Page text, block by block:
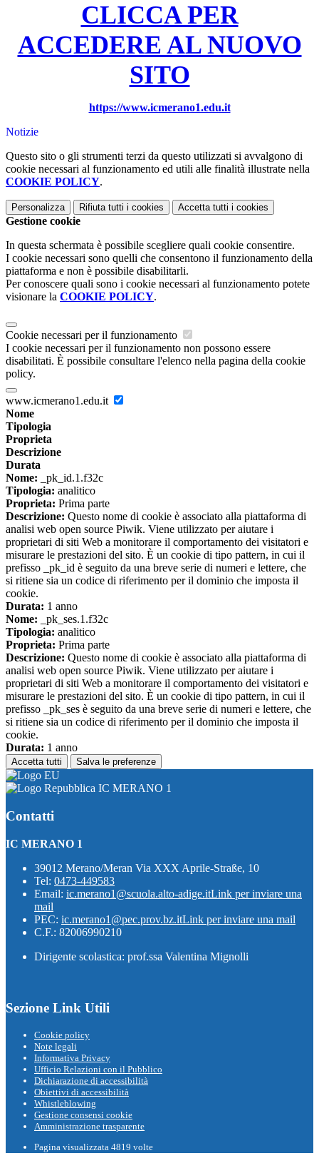
CLICCA PER
ACCEDERE AL NUOVO
SITO
https://www.icmerano1.edu.it
Notizie
Questo sito o gli strumenti terzi da questo utilizzati si avvalgono di
cookie necessari al funzionamento ed utili alle finalità illustrate nella
COOKIE POLICY.
Personalizza Rifiuta tutti i cookies Accetta tutti i cookies
Gestione cookie
In questa schermata è possibile scegliere quali cookie consentire.
I cookie necessari sono quelli che consentono il funzionamento della
piattaforma e non è possibile disabilitarli.
Per conoscere quali sono i cookie necessari al funzionamento potete
visionare la COOKIE POLICY.
Cookie necessari per il funzionamento
I cookie necessari per il funzionamento non possono essere
disabilitati. È possibile consultare l'elenco nella pagina della cookie
policy.
www.icmerano1.edu.it
Nome
Tipologia
Proprieta
Descrizione
Durata
Nome: _pk_id.1.f32c
Tipologia: analitico
Proprieta: Prima parte
Descrizione: Questo nome di cookie è associato alla piattaforma di
analisi web open source Piwik. Viene utilizzato per aiutare i
proprietari di siti Web a monitorare il comportamento dei visitatori e
misurare le prestazioni del sito. È un cookie di tipo pattern, in cui il
prefisso _pk_id è seguito da una breve serie di numeri e lettere, che
si ritiene sia un codice di riferimento per il dominio che imposta il
cookie.
Durata: 1 anno
Nome: _pk_ses.1.f32c
Tipologia: analitico
Proprieta: Prima parte
Descrizione: Questo nome di cookie è associato alla piattaforma di
analisi web open source Piwik. Viene utilizzato per aiutare i
proprietari di siti Web a monitorare il comportamento dei visitatori e
misurare le prestazioni del sito. È un cookie di tipo pattern, in cui il
prefisso _pk_ses è seguito da una breve serie di numeri e lettere, che
si ritiene sia un codice di riferimento per il dominio che imposta il
cookie.
Durata: 1 anno
Accetta tutti Salva le preferenze
IC MERANO 1
Contatti
IC MERANO 1
39012 Merano/Meran Via XXX Aprile-Straße, 10
Tel: 0473-449583
Email: ic.merano1@scuola.alto-adige.itLink per inviare una
mail
PEC: ic.merano1@pec.prov.bz.itLink per inviare una mail
C.F.: 82006990210
Dirigente scolastica: prof.ssa Valentina Mignolli
Sezione Link Utili
Cookie policy
Note legali
Informativa Privacy
Ufficio Relazioni con il Pubblico
Dichiarazione di accessibilità
Obiettivi di accessibilità
Whistleblowing
Gestione consensi cookie
Amministrazione trasparente
Pagina visualizzata 4819 volte